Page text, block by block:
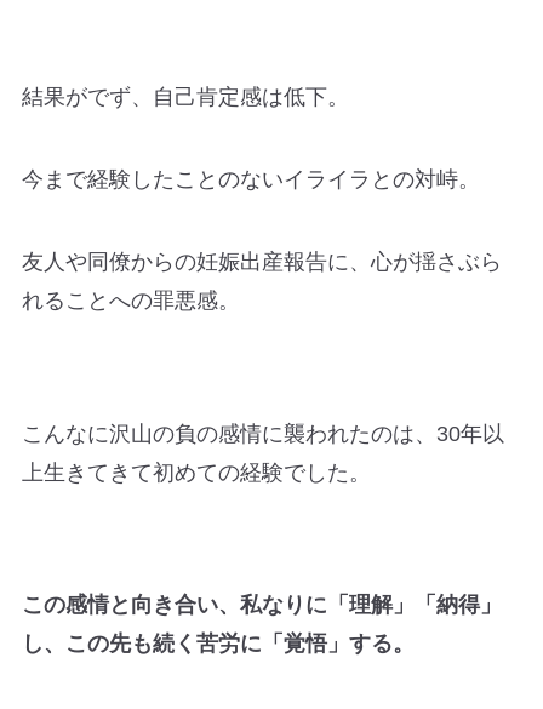
結果がでず、自己肯定感は低下。
今まで経験したことのないイライラとの対峙。
友人や同僚からの妊娠出産報告に、心が揺さぶら
れることへの罪悪感。
こんなに沢山の負の感情に襲われたのは、30年以
上生きてきて初めての経験でした。
この感情と向き合い、私なりに「理解」「納得」
し、この先も続く苦労に「覚悟」する。